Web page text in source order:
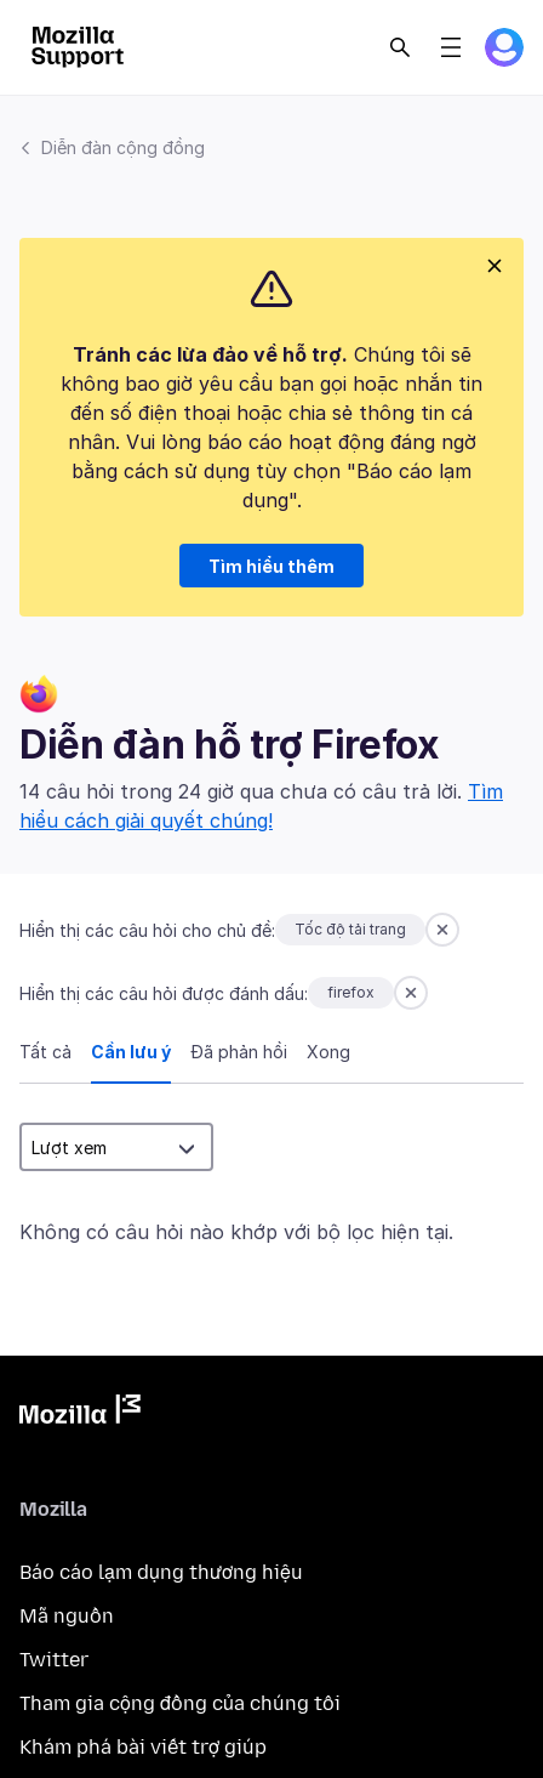
Diễn đàn cộng đồng
Tránh các lừa đảo về hỗ trợ. Chúng tôi sẽ
không bao giờ yêu cầu bạn gọi hoặc nhắn tin
đến số điện thoại hoặc chia sẻ thông tin cá
nhân. Vui lòng báo cáo hoạt động đáng ngờ
bằng cách sử dụng tùy chọn "Báo cáo lạm
dụng".
Tìm hiểu thêm
Diễn đàn hỗ trợ Firefox
14 câu hỏi trong 24 giờ qua chưa có câu trả lời. Tìm
hiểu cách giải quyết chúng!
Hiển thị các câu hỏi cho chủ đề: Tốc độ tải trang
Hiển thị các câu hỏi được đánh dấu: firefox
Tất cả Cần lưu ý Đã phản hồi Xong
Không có câu hỏi nào khớp với bộ lọc hiện tại.
Mozilla
Báo cáo lạm dụng thương hiệu
Mã nguồn
Twitter
Tham gia cộng đồng của chúng tôi
Khám phá bài viết trợ giúp